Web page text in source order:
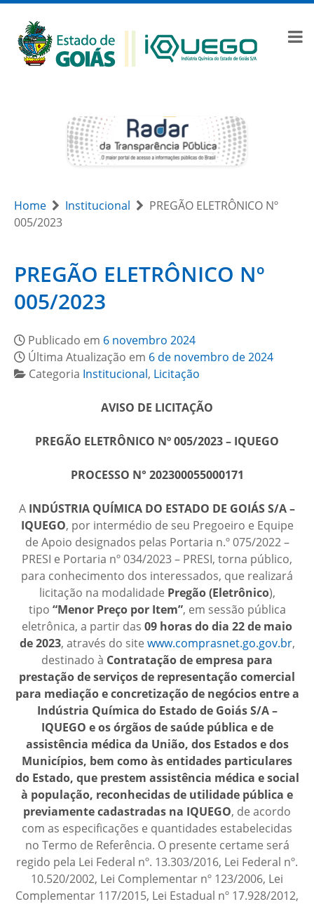
Home Institucional
PREGÃO ELETRÔNICO Nº
005/2023
PREGÃO ELETRÔNICO Nº
005/2023
Publicado em 6 novembro 2024
Última Atualização em 6 de novembro de 2024
Categoria Institucional, Licitação
AVISO DE LICITAÇÃO
PREGÃO ELETRÔNICO Nº 005/2023 – IQUEGO
PROCESSO N° 202300055000171
A INDÚSTRIA QUÍMICA DO ESTADO DE GOIÁS S/A –
IQUEGO, por intermédio de seu Pregoeiro e Equipe
de Apoio designados pelas Portaria n.º 075/2022 –
PRESI e Portaria nº 034/2023 – PRESI, torna público,
para conhecimento dos interessados, que realizará
licitação na modalidade Pregão (Eletrônico),
tipo “Menor Preço por Item”, em sessão pública
eletrônica, a partir das 09 horas do dia 22 de maio
de 2023, através do site www.comprasnet.go.gov.br,
destinado à Contratação de empresa para
prestação de serviços de representação comercial
para mediação e concretização de negócios entre a
Indústria Química do Estado de Goiás S/A –
IQUEGO e os órgãos de saúde pública e de
assistência médica da União, dos Estados e dos
Municípios, bem como às entidades particulares
do Estado, que prestem assistência médica e social
à população, reconhecidas de utilidade pública e
previamente cadastradas na IQUEGO, de acordo
com as especificações e quantidades estabelecidas
no Termo de Referência. O presente certame será
regido pela Lei Federal nº. 13.303/2016, Lei Federal nº.
10.520/2002, Lei Complementar nº 123/2006, Lei
Complementar 117/2015, Lei Estadual nº 17.928/2012,